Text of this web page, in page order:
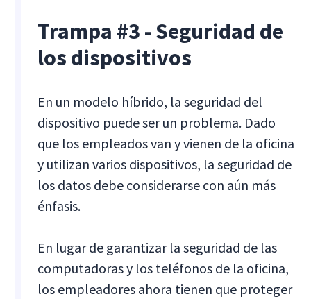
Trampa #3 - Seguridad de
los dispositivos
En un modelo híbrido, la seguridad del
dispositivo puede ser un problema. Dado
que los empleados van y vienen de la oficina
y utilizan varios dispositivos, la seguridad de
los datos debe considerarse con aún más
énfasis.
En lugar de garantizar la seguridad de las
computadoras y los teléfonos de la oficina,
los empleadores ahora tienen que proteger